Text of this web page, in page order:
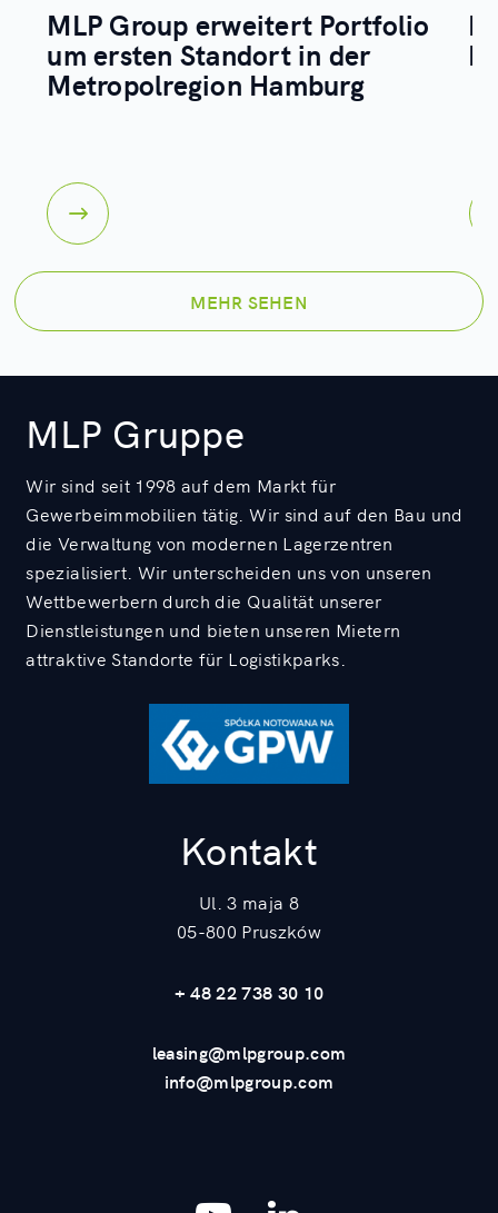
MLP Group erweitert Portfolio
um ersten Standort in der
Metropolregion Hamburg
MEHR SEHEN
MLP Gruppe
Wir sind seit 1998 auf dem Markt für
Gewerbeimmobilien tätig. Wir sind auf den Bau und
die Verwaltung von modernen Lagerzentren
spezialisiert. Wir unterscheiden uns von unseren
Wettbewerbern durch die Qualität unserer
Dienstleistungen und bieten unseren Mietern
attraktive Standorte für Logistikparks.
Kontakt
Ul. 3 maja 8
05-800 Pruszków
+ 48 22 738 30 10
leasing@mlpgroup.com
info@mlpgroup.com